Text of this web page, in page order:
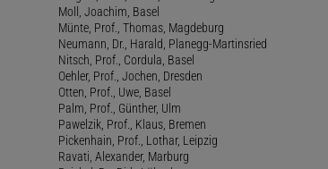
Moll, Joachim, Basel
Münte, Prof., Thomas, Magdeburg
Neumann, Dr., Harald, Planegg-Martinsried
Nitsch, Prof., Cordula, Basel
Oehler, Prof., Jochen, Dresden
Otten, Prof., Uwe, Basel
Palm, Prof., Günther, Ulm
Pawelzik, Prof., Klaus, Bremen
Pickenhain, Prof., Lothar, Leipzig
Ravati, Alexander, Marburg